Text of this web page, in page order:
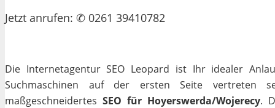
Jetzt anrufen: ✆ 0261 39410782
Die Internetagentur SEO Leopard ist Ihr idealer
Suchmaschinen auf der ersten Seite vertreten
maßgeschneidertesSEO für Hoyerswerda/Wojerecy.